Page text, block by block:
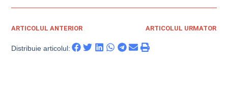
ARTICOLUL ANTERIOR ARTICOLUL URMATOR
Distribuie articolul: